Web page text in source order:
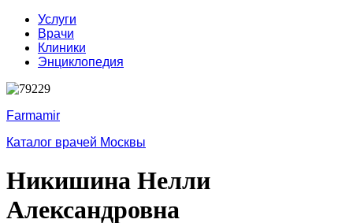
Услуги
Врачи
Клиники
Энциклопедия
Farmamir
Каталог врачей Москвы
Никишина Нелли
Александровна